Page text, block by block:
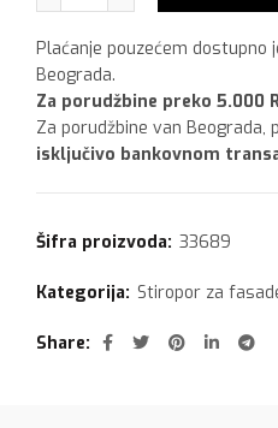
Plaćanje pouzećem dostupno
Beograda.
Za porudžbine preko 5.000
Za porudžbine van Beograda,
isključivo bankovnom
Šifra proizvoda: 33689
Kategorija: Stiropor za
Share